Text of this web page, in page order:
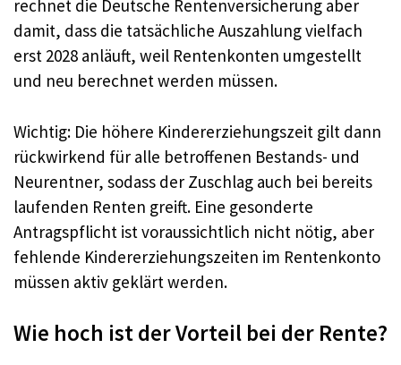
rechnet die Deutsche Rentenversicherung aber
damit, dass die tatsächliche Auszahlung vielfach
erst 2028 anläuft, weil Rentenkonten umgestellt
und neu berechnet werden müssen.
Wichtig: Die höhere Kindererziehungszeit gilt dann
rückwirkend für alle betroffenen Bestands- und
Neurentner, sodass der Zuschlag auch bei bereits
laufenden Renten greift. Eine gesonderte
Antragspflicht ist voraussichtlich nicht nötig, aber
fehlende Kindererziehungszeiten im Rentenkonto
müssen aktiv geklärt werden.
Wie hoch ist der Vorteil bei der Rente?